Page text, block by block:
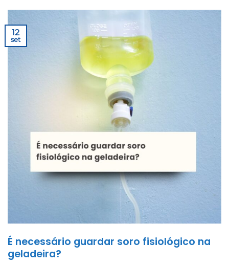
12
set
É necessário guardar soro fisiológico na
geladeira?